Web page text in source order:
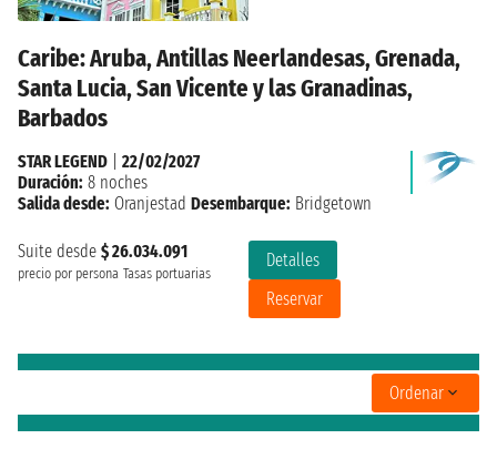
Caribe: Aruba, Antillas Neerlandesas, Grenada,
Santa Lucia, San Vicente y las Granadinas,
Barbados
Suite desde $ 26.034.091
precio por persona Tasas portuarias
Detalles
Reservar
STAR LEGEND
22/02/2027
Duración: 8 noches
Salida desde: Oranjestad Desembarque: Bridgetown
Ordenar